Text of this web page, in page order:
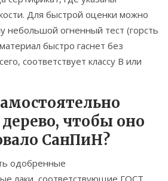
Для быстрой оценки можно
небольшой огненный тест (горсть
быстро гаснет без
соответствует классу B или
чтобы оно
СанПиН?
одобренные